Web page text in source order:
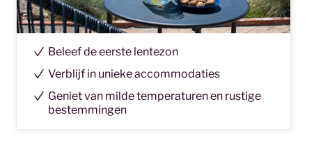
Beleef de eerste lentezon
Verblijf in unieke accommodaties
Geniet van milde temperaturen en rustige
bestemmingen